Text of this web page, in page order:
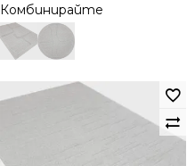
Комбинирайте